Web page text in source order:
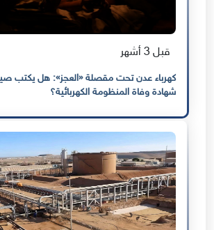
قبل 3 أشهر
شهادة وفاة المنظومة الكهربائية؟